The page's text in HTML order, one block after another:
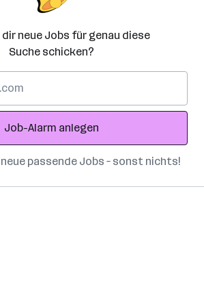
dir neue Jobs für genau diese
Suche schicken?
Job-Alarm anlegen
passende Jobs – sonst nichts!